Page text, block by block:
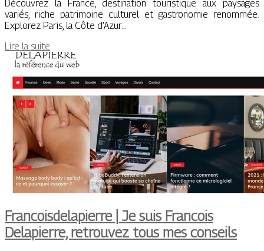
Découvrez la France, destination touristique aux paysages
variés, riche patrimoine culturel et gastronomie renommée.
Explorez Paris, la Côte d’Azur…
Lire la suite
Francoisdelapierre | Je suis Francois
Delapierre, retrouvez tous mes conseils